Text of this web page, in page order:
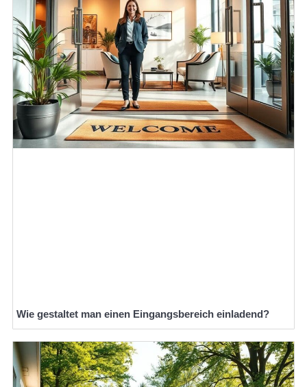
Wie gestaltet man einen Eingangsbereich einladend?